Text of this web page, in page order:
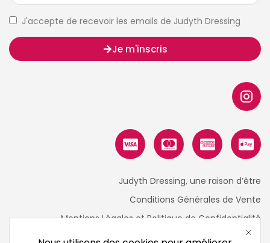
J'accepte de recevoir les emails de Judyth Dressing
Je m'inscris
Judyth Dressing, une raison d’être
Conditions Générales de Vente
Mentions Légales et Politique de Confidentialité